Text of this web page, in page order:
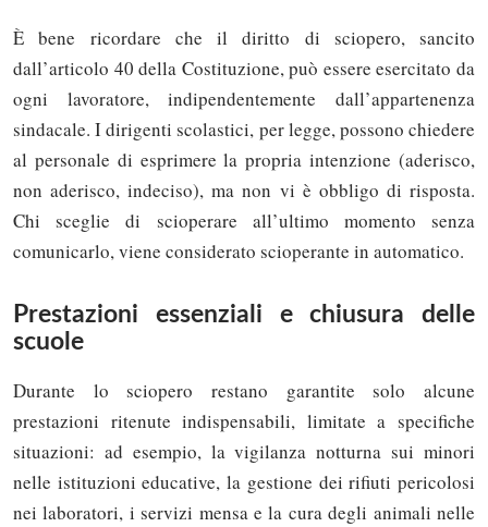
È bene ricordare che il diritto di sciopero, sancito
dall’articolo 40 della Costituzione, può essere esercitato da
ogni lavoratore, indipendentemente dall’appartenenza
sindacale. I dirigenti scolastici, per legge, possono chiedere
al personale di esprimere la propria intenzione (aderisco,
non aderisco, indeciso), ma non vi è obbligo di risposta.
Chi sceglie di scioperare all’ultimo momento senza
comunicarlo, viene considerato scioperante in automatico.
Prestazioni essenziali e chiusura delle
scuole
Durante lo sciopero restano garantite solo alcune
prestazioni ritenute indispensabili, limitate a specifiche
situazioni: ad esempio, la vigilanza notturna sui minori
nelle istituzioni educative, la gestione dei rifiuti pericolosi
nei laboratori, i servizi mensa e la cura degli animali nelle